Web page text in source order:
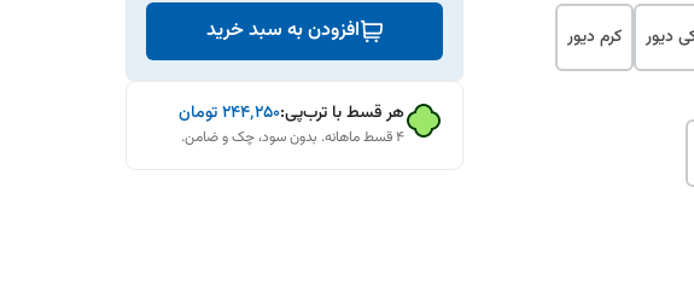
دیور
کرم دیور
افزودن به سبد خرید
هر قسط با ترب‌پی:۲۴۴٬۲۵۰تومان
۴ قسط ماهانه. بدون سود، چک و ضامن.